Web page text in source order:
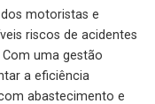
motoristas e
riscos de acidentes
uma gestão
a eficiência
abastecimento e